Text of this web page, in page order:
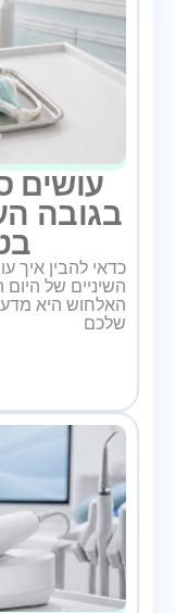
עושים
בגובה
כדאי להבין איך
השיניים של
האלחוש היא
שלכם